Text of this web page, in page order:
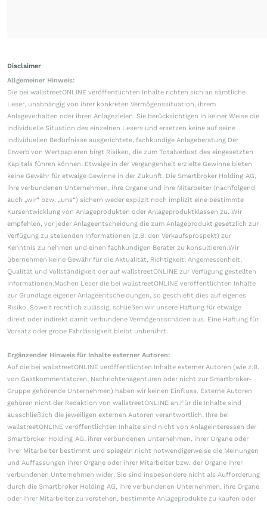
Disclaimer
Allgemeiner Hinweis:
Die bei wallstreetONLINE veröffentlichten Inhalte richten sich an sämtliche
Leser, unabhängig von ihrer konkreten Vermögenssituation, ihrem
Anlageverhalten oder ihren Anlagezielen. Sie berücksichtigen in keiner Weise die
individuelle Situation des einzelnen Lesers und ersetzen keine auf seine
individuellen Bedürfnisse ausgerichtete, fachkundige Anlageberatung.Der
Erwerb von Wertpapieren birgt Risiken, die zum Totalverlust des eingesetzten
Kapitals führen können. Etwaige in der Vergangenheit erzielte Gewinne bieten
keine Gewähr für etwaige Gewinne in der Zukunft. Die Smartbroker Holding AG,
ihre verbundenen Unternehmen, ihre Organe und ihre Mitarbeiter (nachfolgend
auch „wir“ bzw. „uns“) sichern weder explizit noch implizit eine bestimmte
Kursentwicklung von Anlageprodukten oder Anlageproduktklassen zu. Wir
empfehlen, vor jeder Anlageentscheidung die zum Anlageprodukt gesetzlich zur
Verfügung zu stellenden Informationen (z.B. den Verkaufsprospekt) zur
Kenntnis zu nehmen und einen fachkundigen Berater zu konsultieren.Wir
übernehmen keine Gewähr für die Aktualität, Richtigkeit, Angemessenheit,
Qualität und Vollständigkeit der auf wallstreetONLINE zur Verfügung gestellten
Informationen.Machen Leser die bei wallstreetONLINE veröffentlichten Inhalte
zur Grundlage eigener Anlageentscheidungen, so geschieht dies auf eigenes
Risiko. Soweit rechtlich zulässig, schließen wir unsere Haftung für etwaige
direkt oder indirekt damit verbundene Vermögensschäden aus. Eine Haftung für
Vorsatz oder grobe Fahrlässigkeit bleibt unberührt.
Ergänzender Hinweis für Inhalte externer Autoren:
Auf die bei wallstreetONLINE veröffentlichten Inhalte externer Autoren (wie z.B.
von Gastkommentatoren, Nachrichtenagenturen oder nicht zur Smartbroker-
Gruppe gehörende Unternehmen) haben wir keinen Einfluss. Externe Autoren
gehören nicht der Redaktion von wallstreetONLINE an.Für die Inhalte sind
ausschließlich die jeweiligen externen Autoren verantwortlich. Ihre bei
wallstreetONLINE veröffentlichten Inhalte sind nicht von Anlageinteressen der
Smartbroker Holding AG, ihrer verbundenen Unternehmen, ihrer Organe oder
ihrer Mitarbeiter bestimmt und spiegeln nicht notwendigerweise die Meinungen
und Auffassungen ihrer Organe oder ihrer Mitarbeiter bzw. der Organe ihrer
verbundenen Unternehmen wider. Sie sind insbesondere nicht als Aufforderung
durch die Smartbroker Holding AG, ihre verbundenen Unternehmen, ihre Organe
oder ihrer Mitarbeiter zu verstehen, bestimmte Anlageprodukte zu kaufen oder